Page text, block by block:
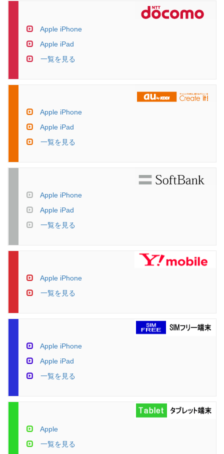
Apple iPhone
Apple iPad
一覧を見る
Apple iPhone
Apple iPad
一覧を見る
Apple iPhone
Apple iPad
一覧を見る
Apple iPhone
一覧を見る
Apple iPhone
Apple iPad
一覧を見る
Apple
一覧を見る